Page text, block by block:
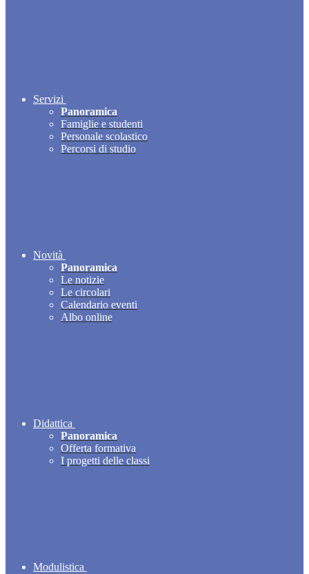
Servizi
Panoramica
Famiglie e studenti
Personale scolastico
Percorsi di studio
Novità
Panoramica
Le notizie
Le circolari
Calendario eventi
Albo online
Didattica
Panoramica
Offerta formativa
I progetti delle classi
Modulistica